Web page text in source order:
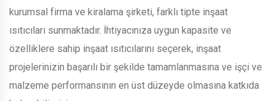
kurumsal firma ve kiralama şirketi, farklı tipte inşaat
ısıtıcıları sunmaktadır. İhtiyacınıza uygun kapasite ve
özelliklere sahip inşaat ısıtıcılarını seçerek, inşaat
projelerinizin başarılı bir şekilde tamamlanmasına ve işçi ve
malzeme performansının en üst düzeyde olmasına katkıda